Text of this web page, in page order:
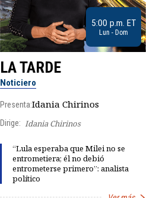
5:00 p.m. ET
Lun - Dom
LA TARDE
Noticiero
Presenta:Idania Chirinos
Dirige: Idania Chirinos
“Lula esperaba que Milei no se
entrometiera; él no debió
entrometerse primero”: analista
político